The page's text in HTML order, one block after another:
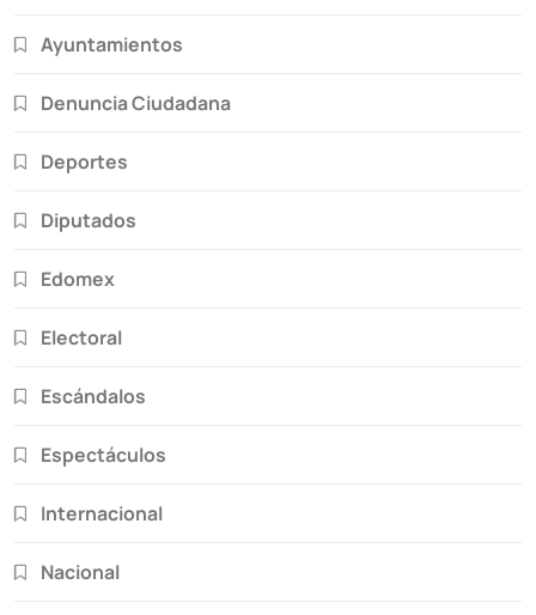
Ayuntamientos
Denuncia Ciudadana
Deportes
Diputados
Edomex
Electoral
Escándalos
Espectáculos
Internacional
Nacional